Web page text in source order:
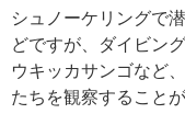
シュノーケリングで
どですが、ダイビン
ウキッカサンゴなど
たちを観察することが